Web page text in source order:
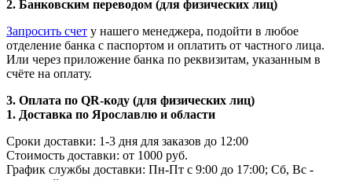
2. Банковским переводом (для физических лиц)
Запросить счет у нашего менеджера, подойти в любое
отделение банка с паспортом и оплатить от частного лица.
Или через приложение банка по реквизитам, указанным в
счёте на оплату.
3. Оплата по QR-коду (для физических лиц)
1. Доставка по Ярославлю и области
Сроки доставки: 1-3 дня для заказов до 12:00
Стоимость доставки: от 1000 руб.
График службы доставки: Пн-Пт с 9:00 до 17:00; Сб, Вс -